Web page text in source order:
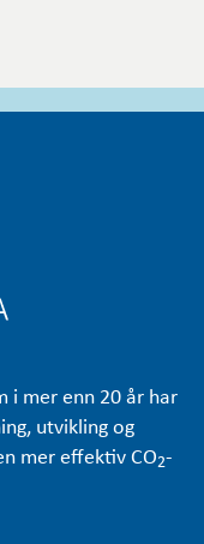
i mer enn 20 år har
utvikling og
mer effektiv CO2-